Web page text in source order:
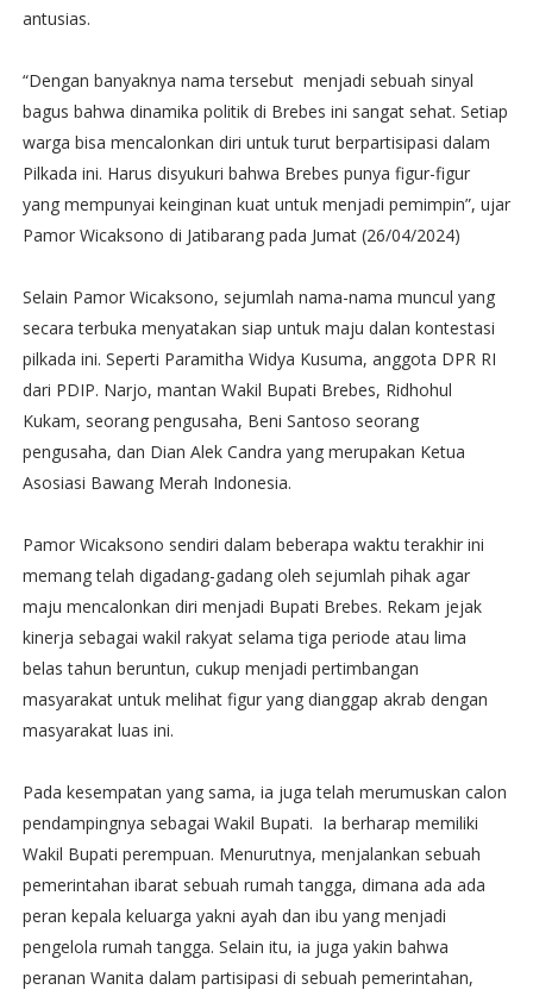
antusias.
“Dengan banyaknya nama tersebut menjadi sebuah sinyal
bagus bahwa dinamika politik di Brebes ini sangat sehat. Setiap
warga bisa mencalonkan diri untuk turut berpartisipasi dalam
Pilkada ini. Harus disyukuri bahwa Brebes punya figur-figur
yang mempunyai keinginan kuat untuk menjadi pemimpin”, ujar
Pamor Wicaksono di Jatibarang pada Jumat (26/04/2024)
Selain Pamor Wicaksono, sejumlah nama-nama muncul yang
secara terbuka menyatakan siap untuk maju dalan kontestasi
pilkada ini. Seperti Paramitha Widya Kusuma, anggota DPR RI
dari PDIP. Narjo, mantan Wakil Bupati Brebes, Ridhohul
Kukam, seorang pengusaha, Beni Santoso seorang
pengusaha, dan Dian Alek Candra yang merupakan Ketua
Asosiasi Bawang Merah Indonesia.
Pamor Wicaksono sendiri dalam beberapa waktu terakhir ini
memang telah digadang-gadang oleh sejumlah pihak agar
maju mencalonkan diri menjadi Bupati Brebes. Rekam jejak
kinerja sebagai wakil rakyat selama tiga periode atau lima
belas tahun beruntun, cukup menjadi pertimbangan
masyarakat untuk melihat figur yang dianggap akrab dengan
masyarakat luas ini.
Pada kesempatan yang sama, ia juga telah merumuskan calon
pendampingnya sebagai Wakil Bupati. Ia berharap memiliki
Wakil Bupati perempuan. Menurutnya, menjalankan sebuah
pemerintahan ibarat sebuah rumah tangga, dimana ada ada
peran kepala keluarga yakni ayah dan ibu yang menjadi
pengelola rumah tangga. Selain itu, ia juga yakin bahwa
peranan Wanita dalam partisipasi di sebuah pemerintahan,